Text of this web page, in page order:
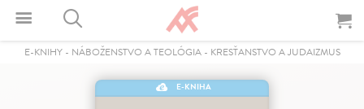
E-KNIHY- NÁBOŽENSTVO A TEOLÓGIA- KRESŤANSTVO A JUDAIZMUS
E-KNIHA